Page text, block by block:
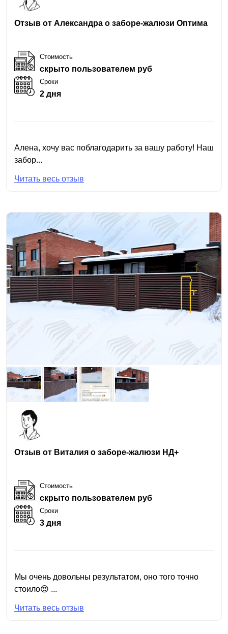
Отзыв от Александра о заборе-жалюзи Оптима
Стоимость
скрыто пользователем руб
Сроки
2 дня
Алена, хочу вас поблагодарить за вашу работу! Наш
забор...
Читать весь отзыв
Отзыв от Виталия о заборе-жалюзи НД+
Стоимость
скрыто пользователем руб
Сроки
3 дня
Мы очень довольны результатом, оно того точно
стоило😍 ...
Читать весь отзыв